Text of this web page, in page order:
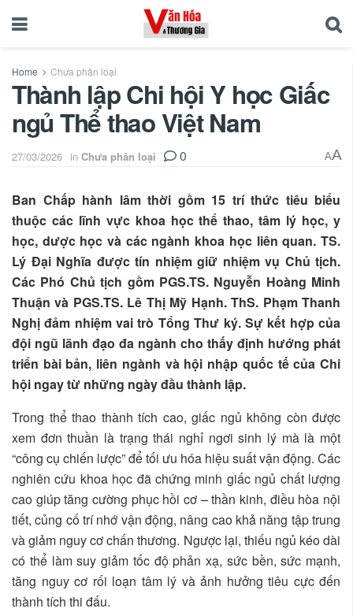
Home Chưa phân loại
Thành lập Chi hội Y học Giấc
ngủ Thể thao Việt Nam
27/03/2026 in Chưa phân loại 0 AA
Ban Chấp hành lâm thời gồm 15 trí thức tiêu biểu
thuộc các lĩnh vực khoa học thể thao, tâm lý học, y
học, dược học và các ngành khoa học liên quan. TS.
Lý Đại Nghĩa được tín nhiệm giữ nhiệm vụ Chủ tịch.
Các Phó Chủ tịch gồm PGS.TS. Nguyễn Hoàng Minh
Thuận và PGS.TS. Lê Thị Mỹ Hạnh. ThS. Phạm Thanh
Nghị đảm nhiệm vai trò Tổng Thư ký. Sự kết hợp của
đội ngũ lãnh đạo đa ngành cho thấy định hướng phát
triển bài bản, liên ngành và hội nhập quốc tế của Chi
hội ngay từ những ngày đầu thành lập.
Trong thể thao thành tích cao, giấc ngủ không còn được
xem đơn thuần là trạng thái nghỉ ngơi sinh lý mà là một
“công cụ chiến lược” để tối ưu hóa hiệu suất vận động. Các
nghiên cứu khoa học đã chứng minh giấc ngủ chất lượng
cao giúp tăng cường phục hồi cơ – thần kinh, điều hòa nội
tiết, củng cố trí nhớ vận động, nâng cao khả năng tập trung
và giảm nguy cơ chấn thương. Ngược lại, thiếu ngủ kéo dài
có thể làm suy giảm tốc độ phản xạ, sức bền, sức mạnh,
tăng nguy cơ rối loạn tâm lý và ảnh hưởng tiêu cực đến
thành tích thi đấu.